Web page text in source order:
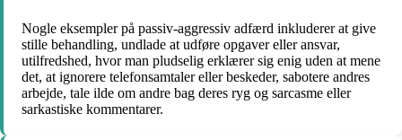
Nogle eksempler på passiv-aggressiv adfærd inkluderer at give
stille behandling, undlade at udføre opgaver eller ansvar,
utilfredshed, hvor man pludselig erklærer sig enig uden at mene
det, at ignorere telefonsamtaler eller beskeder, sabotere andres
arbejde, tale ilde om andre bag deres ryg og sarcasme eller
sarkastiske kommentarer.